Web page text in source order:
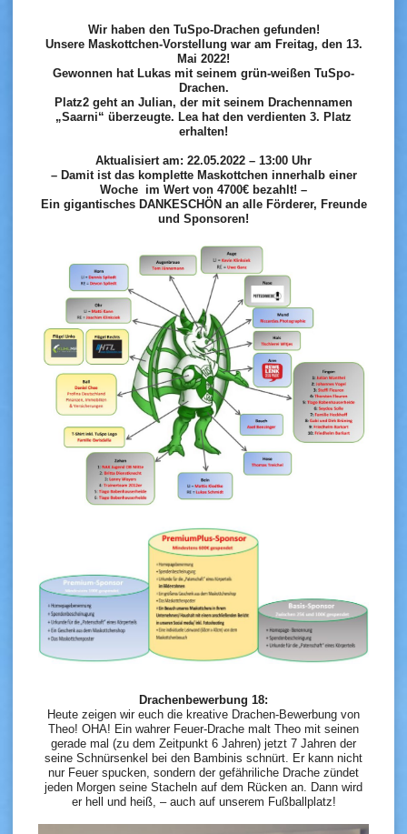
Wir haben den TuSpo-Drachen gefunden!
Unsere Maskottchen-Vorstellung war am Freitag, den 13.
Mai 2022!
Gewonnen hat Lukas mit seinem grün-weißen TuSpo-
Drachen.
Platz2 geht an Julian, der mit seinem Drachennamen
„Saarni“ überzeugte. Lea hat den verdienten 3. Platz
erhalten!
Aktualisiert am: 22.05.2022 – 13:00 Uhr
– Damit ist das komplette Maskottchen innerhalb einer
Woche im Wert von 4700€ bezahlt! –
Ein gigantisches DANKESCHÖN an alle Förderer, Freunde
und Sponsoren!
Drachenbewerbung 18:
Heute zeigen wir euch die kreative Drachen-Bewerbung von
Theo! OHA! Ein wahrer Feuer-Drache malt Theo mit seinen
gerade mal (zu dem Zeitpunkt 6 Jahren) jetzt 7 Jahren der
seine Schnürsenkel bei den Bambinis schnürt. Er kann nicht
nur Feuer spucken, sondern der gefähriliche Drache zündet
jeden Morgen seine Stacheln auf dem Rücken an. Dann wird
er hell und heiß, – auch auf unserem Fußballplatz!